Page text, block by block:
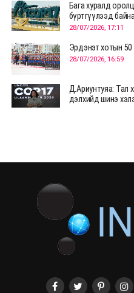
Бага хуралд
бүртгүүлээд
28/07/2026, 17:11
Эрдэнэт хотын
28/07/2026, 16:59
Д.Ариунтуяа: Тал
дэлхийд шинэ
28/07/2026, 12:04
ХӨВСГӨЛ Нутгийн
2 өрөө байр олгоно
20/07/2026, 19:22
20/07/2026, 19:21